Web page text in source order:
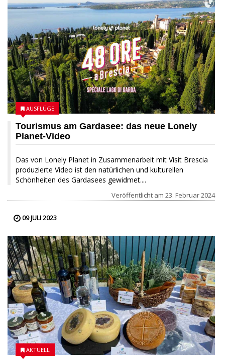
Tourismus am Gardasee: das neue Lonely
Planet-Video
Das von Lonely Planet in Zusammenarbeit mit Visit Brescia
produzierte Video ist den natürlichen und kulturellen
Schönheiten des Gardasees gewidmet....
AUSFLÜGE
Veröffentlicht am 23. Februar 2024
09 JULI 2023
AKTUELL